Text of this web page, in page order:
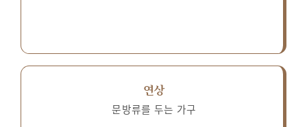
연상
문방류를 두는 가구